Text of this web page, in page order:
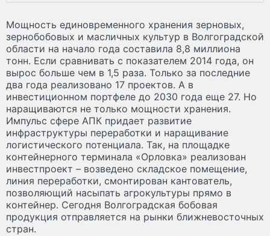
Мощность единовременного хранения зерновых,
зернобобовых и масличных культур в Волгоградской
области на начало года составила 8,8 миллиона
тонн. Если сравнивать с показателем 2014 года, он
вырос больше чем в 1,5 раза. Только за последние
два года реализовано 17 проектов. А в
инвестиционном портфеле до 2030 года еще 27. Но
наращиваются не только мощности хранения.
Импульс сфере АПК придает развитие
инфраструктуры переработки и наращивание
логистического потенциала. Так, на площадке
контейнерного терминала «Орловка» реализован
инвестпроект – возведено складское помещение,
линия переработки, смонтирован кантователь,
позволяющий насыпать агрокультуры прямо в
контейнер. Сегодня Волгоградская бобовая
продукция отправляется на рынки ближневосточных
стран.